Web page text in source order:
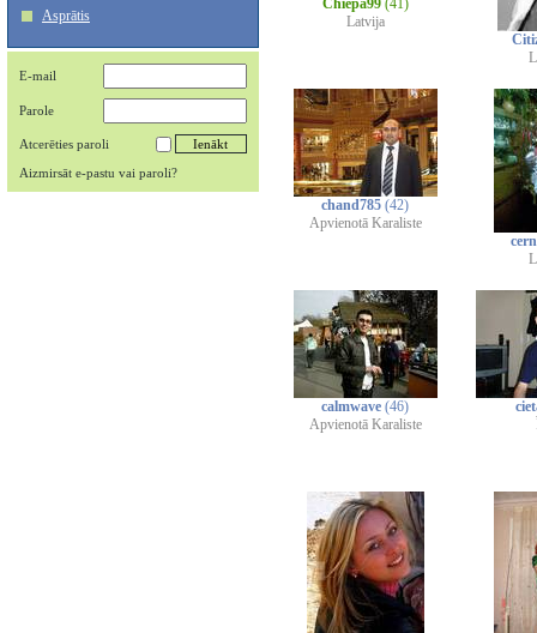
Asprātis
E-mail
Parole
Atcerēties paroli
Aizmirsāt e-pastu vai paroli?
Chiepa99 (41)
Latvija
chand785 (42)
Apvienotā Karaliste
calmwave (46)
Apvienotā Karaliste